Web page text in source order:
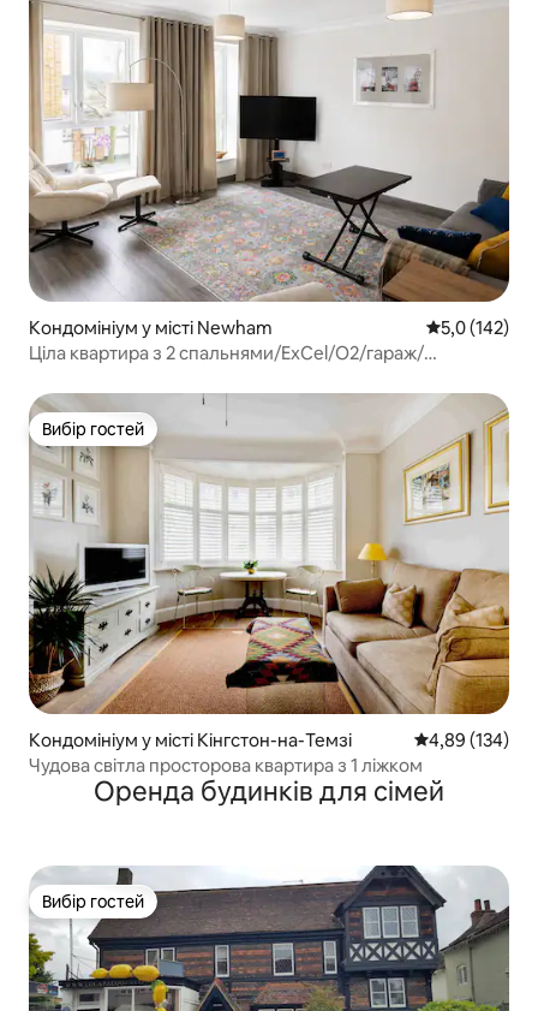
Кондомініум у місті Newham Середня
5,0 (142)
Ціла квартира з 2 спальнями/ExCel/O2/гараж/
Вибір гостей
Вибір гостей
Кондомініум у місті Кінгстон-на-Темзі Середня
4,89 (134)
Чудова світла просторова квартира з 1 ліжком
Оренда будинків для сімей
Вибір гостей
Вибір гостей